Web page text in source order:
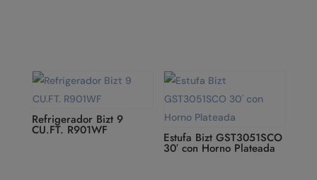
Refrigerador Bizt 9
CU.FT. R901WF Estufa Bizt GST3051SCO
30′ con Horno Plateada